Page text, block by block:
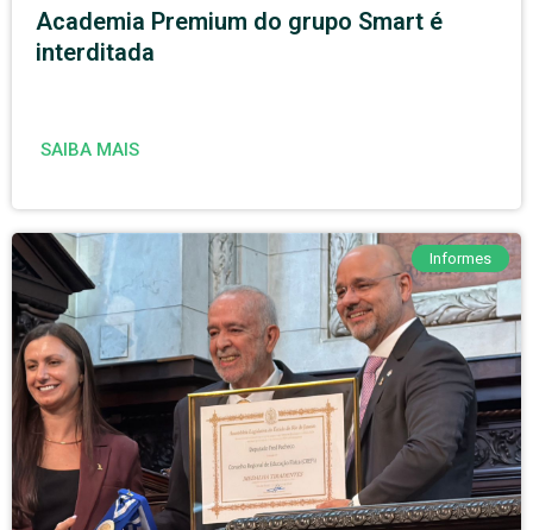
Academia Premium do grupo Smart é
interditada
SAIBA MAIS
Informes